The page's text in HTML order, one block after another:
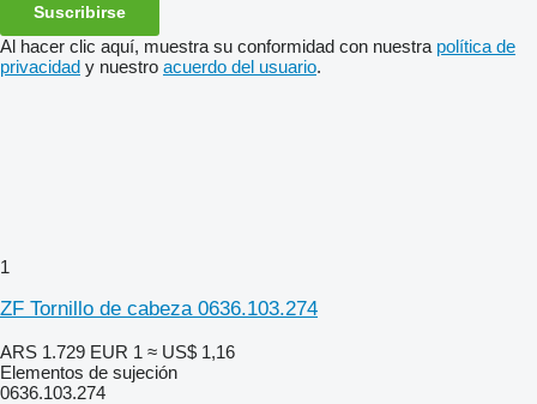
Suscribirse
Al hacer clic aquí, muestra su conformidad con nuestra política de
privacidad y nuestro acuerdo del usuario.
1
ZF Tornillo de cabeza 0636.103.274
ARS 1.729 EUR 1 ≈ US$ 1,16
Elementos de sujeción
0636.103.274